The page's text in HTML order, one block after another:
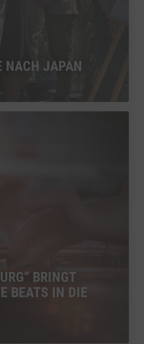
NACH JAPAN
BRINGT
BEATS IN DIE